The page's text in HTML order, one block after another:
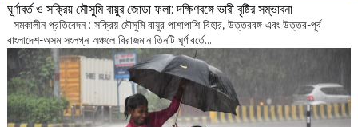
ঘূর্ণাবর্ত ও সক্রিয় মৌসুমি বায়ুর জোড়া ফলা: দক্ষিণবঙ্গে ভারী বৃষ্টির সম্ভাবনা
সমকালীন প্রতিবেদন : সক্রিয় মৌসুমি বায়ুর পাশাপাশি বিহার, উত্তরবঙ্গ এবং উত্তর-পূর্ব
বাংলাদেশ-অসম সংলগ্ন অঞ্চলে বিরাজমান তিনটি ঘূর্ণাবর্তে...